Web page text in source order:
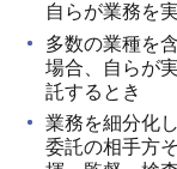
自らが業務を
多数の業種を
場合、自らが
託するとき
業務を細分化
委託の相手方